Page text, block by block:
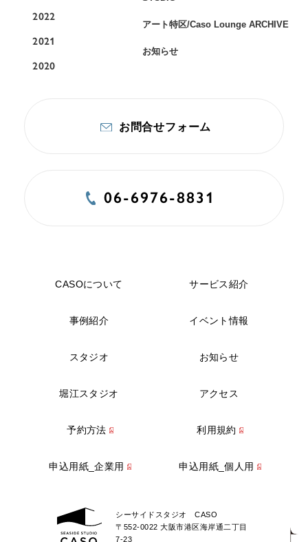
2022
2021
2020
アート特区/Caso Lounge ARCHIVE
お知らせ
お問合せフォーム
06-6976-8831
シーサイドスタジオ CASO
〒552-0022 大阪市港区海岸通二丁目
7-23
CASOについて サービス紹介
事例紹介 イベント情報
スタジオ お知らせ
堀江スタジオ アクセス
予約方法 利用規約
申込用紙_企業用 申込用紙_個人用